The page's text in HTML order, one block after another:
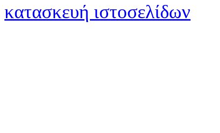
κατασκευή ιστοσελίδων